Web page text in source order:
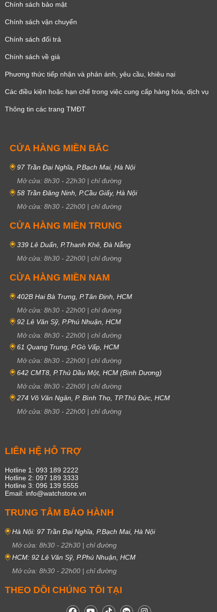
Chính sách bảo mật
Chính sách vận chuyển
Chính sách đổi trả
Chính sách về giá
Phương thức tiếp nhận và phản ánh, yêu cầu, khiêu nại
Các điều kiện hoặc hạn chế trong việc cung cấp hàng hóa, dịch vụ
Thông tin các trang TMĐT
CỬA HÀNG MIỀN BẮC
97 Trần Đại Nghĩa, P.Bạch Mai, Hà Nội
Mở cửa: 8h30 - 22h30 | chỉ đường
58 Trần Đăng Ninh, P.Cầu Giấy, Hà Nội
Mở cửa: 8h30 - 22h00 | chỉ đường
CỬA HÀNG MIỀN TRUNG
339 Lê Duẩn, P.Thanh Khê, Đà Nẵng
Mở cửa: 8h30 - 22h00 | chỉ đường
CỬA HÀNG MIỀN NAM
402B Hai Bà Trưng, P.Tân Định, HCM
Mở cửa: 8h30 - 22h00 | chỉ đường
92 Lê Văn Sỹ, P.Phú Nhuận, HCM
Mở cửa: 8h30 - 22h00 | chỉ đường
61 Quang Trung, P.Gò Vấp, HCM
Mở cửa: 8h30 - 22h00 | chỉ đường
642 CMT8, P.Thủ Dầu Một, HCM (Bình Dương)
Mở cửa: 8h30 - 22h00 | chỉ đường
274 Võ Văn Ngân, P. Bình Thọ, TP.Thủ Đức, HCM
Mở cửa: 8h30 - 22h00 | chỉ đường
LIÊN HỆ HỖ TRỢ
Hotline 1: 093 189 2222
Hotline 2: 097 189 3333
Hotline 3: 096 139 5555
Email: info@watchstore.vn
TRUNG TÂM BẢO HÀNH
Hà Nội: 97 Trần Đại Nghĩa, P.Bạch Mai, Hà Nội
Mở cửa: 8h30 - 22h30 | chỉ đường
HCM: 92 Lê Văn Sỹ, P.Phú Nhuận, HCM
Mở cửa: 8h30 - 22h00 | chỉ đường
THEO DÕI CHÚNG TÔI TẠI